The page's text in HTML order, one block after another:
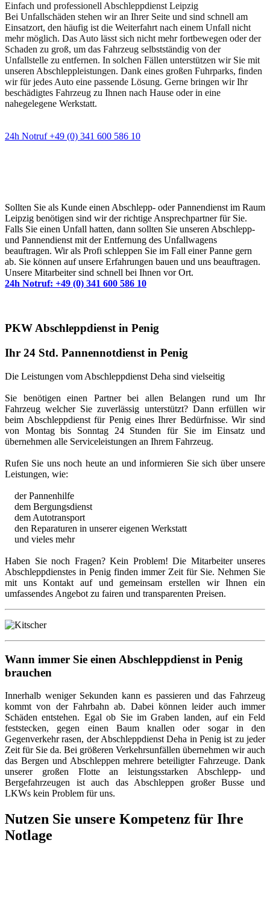
Einfach und professionell Abschleppdienst Leipzig
Bei Unfallschäden stehen wir an Ihrer Seite und sind schnell am
Einsatzort, den häufig ist die Weiterfahrt nach einem Unfall nicht
mehr möglich. Das Auto lässt sich nicht mehr fortbewegen oder der
Schaden zu groß, um das Fahrzeug selbstständig von der
Unfallstelle zu entfernen. In solchen Fällen unterstützen wir Sie mit
unseren Abschleppleistungen. Dank eines großen Fuhrparks, finden
wir für jedes Auto eine passende Lösung. Gerne bringen wir Ihr
beschädigtes Fahrzeug zu Ihnen nach Hause oder in eine
nahegelegene Werkstatt.
24h Notruf +49 (0) 341 600 586 10
Sollten Sie als Kunde einen Abschlepp- oder Pannendienst im Raum
Leipzig benötigen sind wir der richtige Ansprechpartner für Sie.
Falls Sie einen Unfall hatten, dann sollten Sie unseren Abschlepp-
und Pannendienst mit der Entfernung des Unfallwagens
beauftragen. Wir als Profi schleppen Sie im Fall einer Panne gern
ab. Sie können auf unsere Erfahrungen bauen und uns beauftragen.
Unsere Mitarbeiter sind schnell bei Ihnen vor Ort.
24h Notruf: +49 (0) 341 600 586 10
PKW Abschleppdienst in Penig
Ihr 24 Std. Pannennotdienst in Penig
Die Leistungen vom Abschleppdienst Deha sind vielseitig
Sie benötigen einen Partner bei allen Belangen rund um Ihr
Fahrzeug welcher Sie zuverlässig unterstützt? Dann erfüllen wir
beim Abschleppdienst für Penig eines Ihrer Bedürfnisse. Wir sind
von Montag bis Sonntag 24 Stunden für Sie im Einsatz und
übernehmen alle Serviceleistungen an Ihrem Fahrzeug.
Rufen Sie uns noch heute an und informieren Sie sich über unsere
Leistungen, wie:
der Pannenhilfe
dem Bergungsdienst
dem Autotransport
den Reparaturen in unserer eigenen Werkstatt
und vieles mehr
Haben Sie noch Fragen? Kein Problem! Die Mitarbeiter unseres
Abschleppdienstes in Penig finden immer Zeit für Sie. Nehmen Sie
mit uns Kontakt auf und gemeinsam erstellen wir Ihnen ein
umfassendes Angebot zu fairen und transparenten Preisen.
Wann immer Sie einen Abschleppdienst in Penig
brauchen
Innerhalb weniger Sekunden kann es passieren und das Fahrzeug
kommt von der Fahrbahn ab. Dabei können leider auch immer
Schäden entstehen. Egal ob Sie im Graben landen, auf ein Feld
feststecken, gegen einen Baum knallen oder sogar in den
Gegenverkehr rasen, der Abschleppdienst Deha in Penig ist zu jeder
Zeit für Sie da. Bei größeren Verkehrsunfällen übernehmen wir auch
das Bergen und Abschleppen mehrere beteiligter Fahrzeuge. Dank
unserer großen Flotte an leistungsstarken Abschlepp- und
Bergefahrzeugen ist auch das Abschleppen großer Busse und
LKWs kein Problem für uns.
Nutzen Sie unsere Kompetenz für Ihre
Notlage